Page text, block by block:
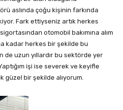
aslında çoğu kişinin farkında
Fark ettiyseniz artık herkes
otomobil bakımına alım
kadar herkes bir şekilde bu
de uzun yıllardır bu sektörde yer
işi ise severek ve keyifle
güzel bir şekilde alıyorum.